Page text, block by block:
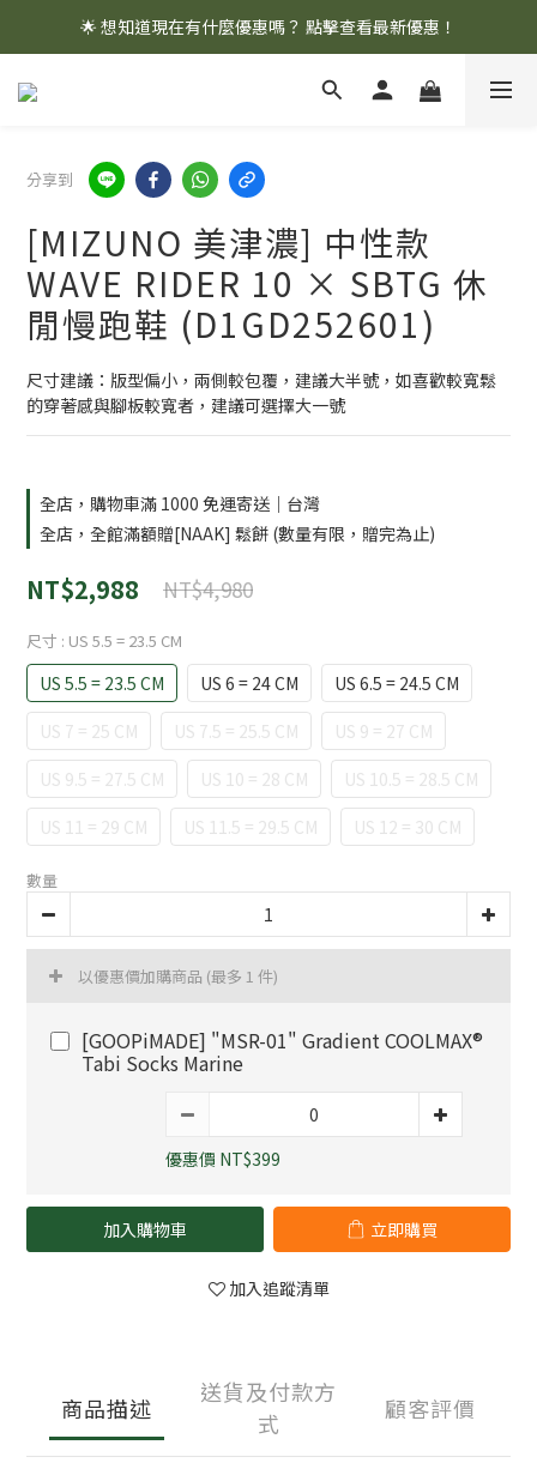
🌟 想知道現在有什麼優惠嗎？ 點擊查看最新優惠！
🌟 想知道現在有什麼優惠嗎？ 點擊查看最新優惠！
全館消費滿 $1,000 即享免運優惠
分享到
[MIZUNO 美津濃] 中性款
WAVE RIDER 10 × SBTG 休
閒慢跑鞋 (D1GD252601)
尺寸建議：版型偏小，兩側較包覆，建議大半號，如喜歡較寬鬆
的穿著感與腳板較寬者，建議可選擇大一號
全店，購物車滿 1000 免運寄送｜台灣
全店，全館滿額贈[NAAK] 鬆餅 (數量有限，贈完為止)
NT$2,988 NT$4,980
尺寸 : US 5.5 = 23.5 CM
US 5.5 = 23.5 CM US 6 = 24 CM
US 6.5 = 24.5 CM
US 7 = 25 CM
US 7.5 = 25.5 CM
US 9 = 27 CM
US 9.5 = 27.5 CM
US 10 = 28 CM
US 10.5 = 28.5 CM
US 11 = 29 CM
US 11.5 = 29.5 CM US 12 = 30 CM
數量
以優惠價加購商品 (最多 1 件)
[GOOPiMADE] "MSR-01" Gradient COOLMAX®
Tabi Socks Marine
優惠價 NT$399
加入購物車 立即購買
加入追蹤清單
商品描述
送貨及付款方
式
顧客評價